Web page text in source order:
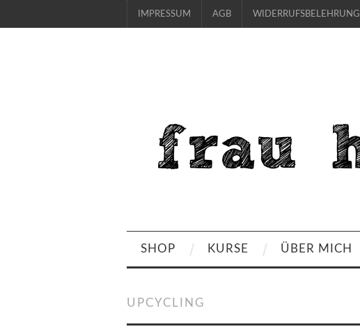
IMPRESSUM AGB WIDERRUFSBELEHRUNG
SHOP KURSE ÜBER MICH
UPCYCLING